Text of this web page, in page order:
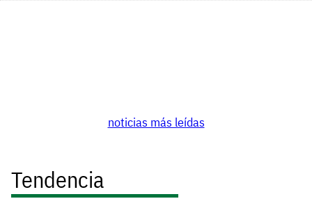
noticias más leídas
Tendencia